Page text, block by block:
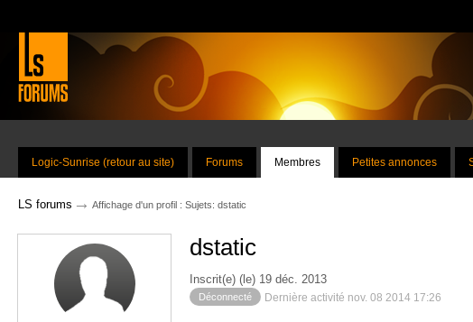
Logic-Sunrise (retour au site) Forums Membres Petites annonces
LS forums → Affichage d'un profil : Sujets: dstatic
dstatic
Inscrit(e) (le) 19 déc. 2013
Déconnecté Dernière activité nov. 08 2014 17:26